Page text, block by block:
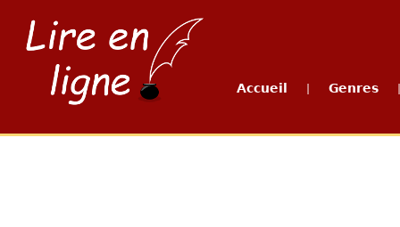
Accueil Genres